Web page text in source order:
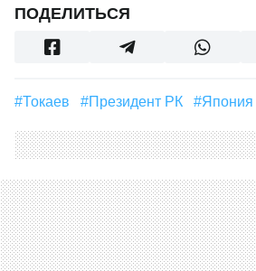
ПОДЕЛИТЬСЯ
#Токаев #Президент РК #Япония